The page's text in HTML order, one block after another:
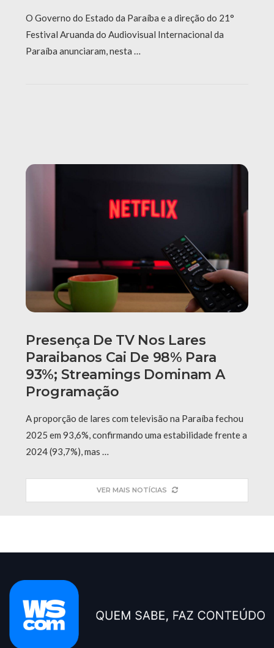
O Governo do Estado da Paraíba e a direção do 21°
Festival Aruanda do Audiovisual Internacional da
Paraíba anunciaram, nesta …
Presença De TV Nos Lares
Paraibanos Cai De 98% Para
93%; Streamings Dominam A
Programação
A proporção de lares com televisão na Paraíba fechou
2025 em 93,6%, confirmando uma estabilidade frente a
2024 (93,7%), mas …
VER MAIS NOTÍCIAS